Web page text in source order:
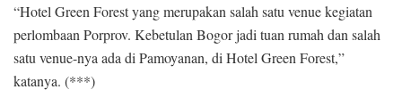
“Hotel Green Forest yang merupakan salah satu venue kegiatan
perlombaan Porprov. Kebetulan Bogor jadi tuan rumah dan salah
satu venue-nya ada di Pamoyanan, di Hotel Green Forest,”
katanya. (***)